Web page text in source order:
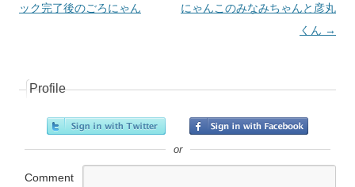
ック完了後のごろにゃん
にゃんこのみなみちゃんと彦丸
くん →
Profile
or
Comment